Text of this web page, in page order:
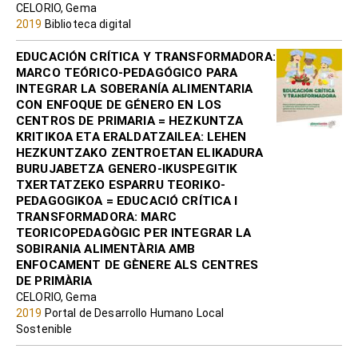
CELORIO, Gema
2019 Biblioteca digital
EDUCACIÓN CRÍTICA Y TRANSFORMADORA:
MARCO TEÓRICO-PEDAGÓGICO PARA
INTEGRAR LA SOBERANÍA ALIMENTARIA
CON ENFOQUE DE GÉNERO EN LOS
CENTROS DE PRIMARIA = HEZKUNTZA
KRITIKOA ETA ERALDATZAILEA: LEHEN
HEZKUNTZAKO ZENTROETAN ELIKADURA
BURUJABETZA GENERO-IKUSPEGITIK
TXERTATZEKO ESPARRU TEORIKO-
PEDAGOGIKOA = EDUCACIÓ CRÍTICA I
TRANSFORMADORA: MARC
TEORICOPEDAGÒGIC PER INTEGRAR LA
SOBIRANIA ALIMENTÀRIA AMB
ENFOCAMENT DE GÈNERE ALS CENTRES
DE PRIMÀRIA
CELORIO, Gema
2019 Portal de Desarrollo Humano Local
Sostenible